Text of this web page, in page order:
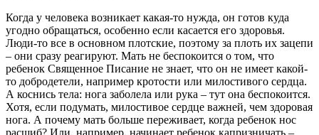
Когда у человека возникает какая-то нужда, он готов куда
угодно обращаться, особенно если касается его здоровья.
Люди-то все в основном плотские, поэтому за плоть их зацепи
– они сразу реагируют. Мать не беспокоится о том, что
ребенок Священное Писание не знает, что он не имеет какой-
то добродетели, например кротости или милостивого сердца.
А коснись тела: нога заболела или рука – тут она беспокоится.
Хотя, если подумать, милостивое сердце важней, чем здоровая
нога. А почему мать больше переживает, когда ребенок нос
расшиб? Или, например, начинает ребенок капризничать –